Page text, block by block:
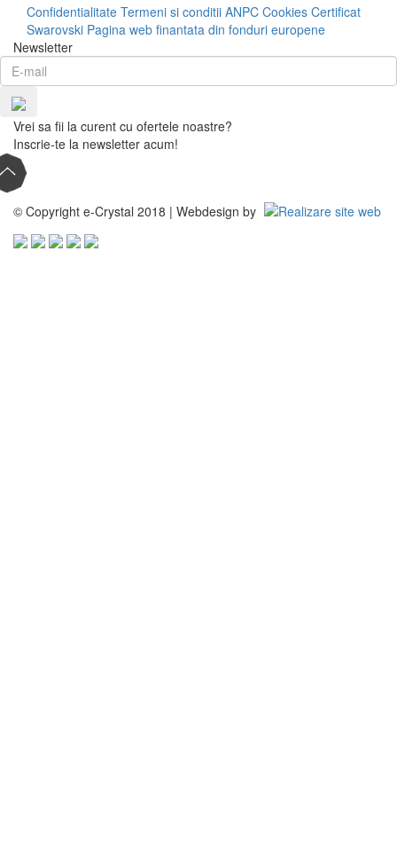
Confidentialitate Termeni si conditii ANPC Cookies Certificat
Swarovski Pagina web finantata din fonduri europene
Newsletter
Vrei sa fii la curent cu ofertele noastre?
Inscrie-te la newsletter acum!
© Copyright e-Crystal 2018 | Webdesign by